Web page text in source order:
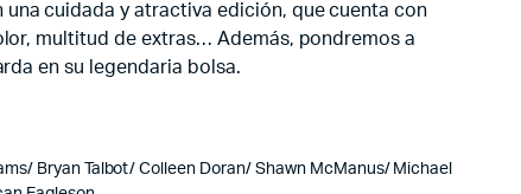
cuidada y atractiva edición, que cuenta con
multitud de extras… Además, pondremos a
en su legendaria bolsa.
Bryan Talbot/ Colleen Doran/ Shawn McManus/ Michael